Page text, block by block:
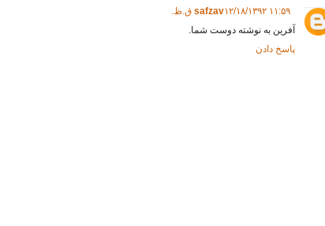
safzav۱۲/۱۸/۱۳۹۲ ۱۱:۵۹ ق.ظ.
آفرین به نوشته دوست شما.
پاسخ دادن